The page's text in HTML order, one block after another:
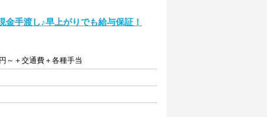
金手渡し♪早上がりでも給与保証！
～＋交通費＋各種手当